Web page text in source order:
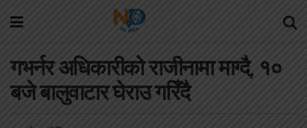
गभर्नर अधिकारीको राजीनामा माग्दै, १०
बजे बालुवाटार घेराउ गरिँदै